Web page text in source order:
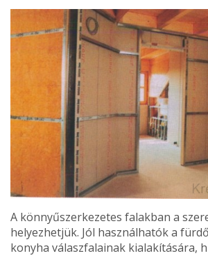
A könnyűszerkezetes fa­lakban a
helyezhetjük. Jól használha­tók a
konyha válaszfalainak kialakítására,